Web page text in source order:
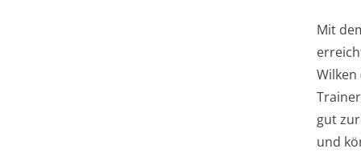
Mit
Wilken
Trainer
gut
und